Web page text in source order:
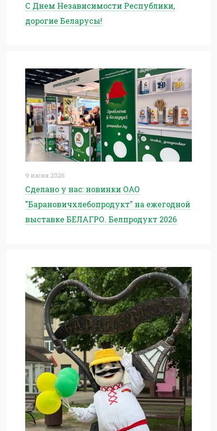
С Днем Независимости Республики,
дорогие Беларусы!
9 июня 2026
Сделано у нас: новинки ОАО
"Барановичхлебопродукт" на ежегодной
выставке БЕЛАГРО. Белпродукт 2026